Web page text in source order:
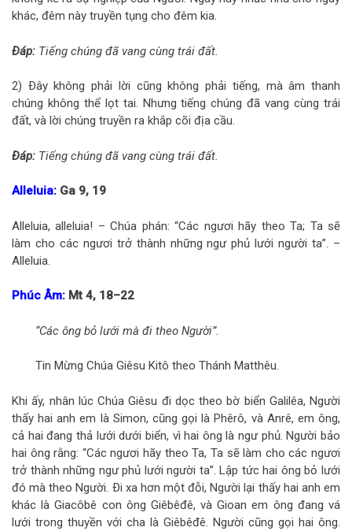
khác, đêm này truyền tụng cho đêm kia.
Ðáp: Tiếng chúng đã vang cùng trái đất.
2) Ðây không phải lời cũng không phải tiếng, mà âm thanh
chúng không thể lọt tai. Nhưng tiếng chúng đã vang cùng trái
đất, và lời chúng truyền ra khắp cõi địa cầu.
Ðáp: Tiếng chúng đã vang cùng trái đất.
Alleluia: Ga 9, 19
Alleluia, alleluia! – Chúa phán: “Các ngươi hãy theo Ta; Ta sẽ
làm cho các ngươi trở thành những ngư phủ lưới người ta”. –
Alleluia.
Phúc Âm: Mt 4, 18–22
“Các ông bỏ lưới mà đi theo Người”.
Tin Mừng Chúa Giêsu Kitô theo Thánh Matthêu.
Khi ấy, nhân lúc Chúa Giêsu đi dọc theo bờ biển Galilêa, Người
thấy hai anh em là Simon, cũng gọi là Phêrô, và Anrê, em ông,
cả hai đang thả lưới dưới biển, vì hai ông là ngư phủ. Người bảo
hai ông rằng: “Các ngươi hãy theo Ta, Ta sẽ làm cho các ngươi
trở thành những ngư phủ lưới người ta”. Lập tức hai ông bỏ lưới
đó mà theo Người. Ði xa hơn một đỗi, Người lại thấy hai anh em
khác là Giacôbê con ông Giêbêđê, và Gioan em ông đang vá
lưới trong thuyền với cha là Giêbêđê. Người cũng gọi hai ông.